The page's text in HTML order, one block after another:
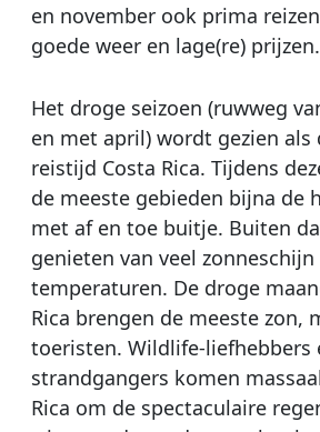
en november ook prima
goede weer en lage(re) prijzen.
Het droge seizoen (ruwweg
en met april) wordt gezien als
reistijd Costa Rica. Tijdens
de meeste gebieden bijna de
met af en toe buitje. Buiten
genieten van veel
temperaturen. De droge
Rica brengen de meeste zon,
toeristen. Wildlife-liefhebbers
strandgangers komen
Rica om de spectaculaire